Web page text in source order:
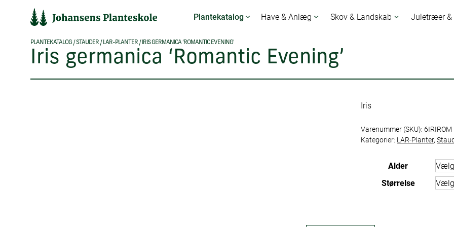
Plantekatalog Have & Anlæg Skov & Landskab Juletræer &
PLANTEKATALOG/STAUDER / LAR-PLANTER / IRIS GERMANICA ‘ROMANTIC EVENING’
Iris germanica ‘Romantic Evening’
Iris
Varenummer (SKU): 6IRIROM
Kategorier: LAR-Planter,
Alder
Størrelse